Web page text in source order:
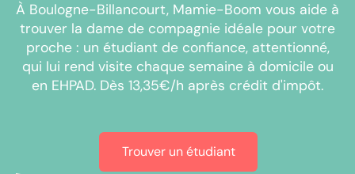
À Boulogne-Billancourt, Mamie-Boom vous aide à
trouver la dame de compagnie idéale pour votre
proche : un étudiant de confiance, attentionné,
qui lui rend visite chaque semaine à domicile ou
en EHPAD. Dès 13,35€/h après crédit d'impôt.
Trouver un étudiant